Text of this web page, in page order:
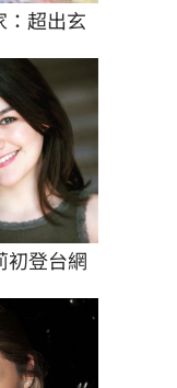
：超出玄
初登台網